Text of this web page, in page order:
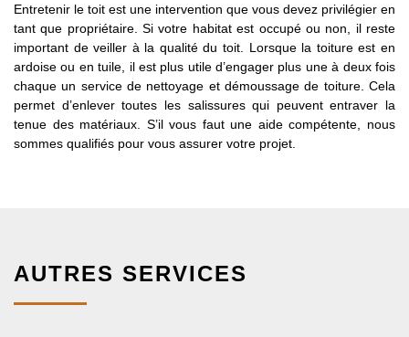
Entretenir le toit est une intervention que vous devez privilégier en
tant que propriétaire. Si votre habitat est occupé ou non, il reste
important de veiller à la qualité du toit. Lorsque la toiture est en
ardoise ou en tuile, il est plus utile d’engager plus une à deux fois
chaque un service de nettoyage et démoussage de toiture. Cela
permet d’enlever toutes les salissures qui peuvent entraver la
tenue des matériaux. S’il vous faut une aide compétente, nous
sommes qualifiés pour vous assurer votre projet.
AUTRES SERVICES